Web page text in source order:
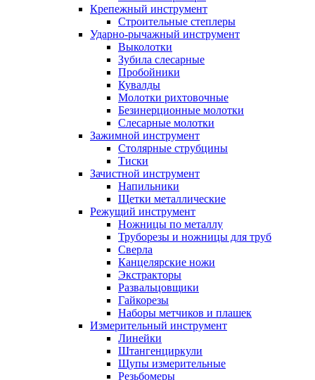
Крепежный инструмент
Строительные степлеры
Ударно-рычажный инструмент
Выколотки
Зубила слесарные
Пробойники
Кувалды
Молотки рихтовочные
Безинерционные молотки
Слесарные молотки
Зажимной инструмент
Столярные струбцины
Тиски
Зачистной инструмент
Напильники
Щетки металлические
Режущий инструмент
Ножницы по металлу
Труборезы и ножницы для труб
Сверла
Канцелярские ножи
Экстракторы
Развальцовщики
Гайкорезы
Наборы метчиков и плашек
Измерительный инструмент
Линейки
Штангенциркули
Щупы измерительные
Резьбомеры